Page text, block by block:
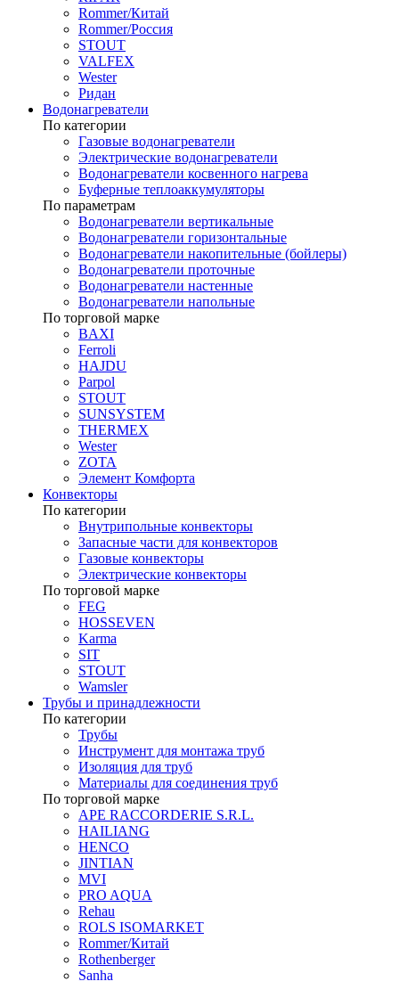
Rommer/Китай
Rommer/Россия
STOUT
VALFEX
Wester
Ридан
Водонагреватели
По категории
Газовые водонагреватели
Электрические водонагреватели
Водонагреватели косвенного нагрева
Буферные теплоаккумуляторы
По параметрам
Водонагреватели вертикальные
Водонагреватели горизонтальные
Водонагреватели накопительные (бойлеры)
Водонагреватели проточные
Водонагреватели настенные
Водонагреватели напольные
По торговой марке
BAXI
Ferroli
HAJDU
Parpol
STOUT
SUNSYSTEM
THERMEX
Wester
ZOTA
Элемент Комфорта
Конвекторы
По категории
Внутрипольные конвекторы
Запасные части для конвекторов
Газовые конвекторы
Электрические конвекторы
По торговой марке
FEG
HOSSEVEN
Karma
SIT
STOUT
Wamsler
Трубы и принадлежности
По категории
Трубы
Инструмент для монтажа труб
Изоляция для труб
Материалы для соединения труб
По торговой марке
APE RACCORDERIE S.R.L.
HAILIANG
HENCO
JINTIAN
MVI
PRO AQUA
Rehau
ROLS ISOMARKET
Rommer/Китай
Rothenberger
Sanha